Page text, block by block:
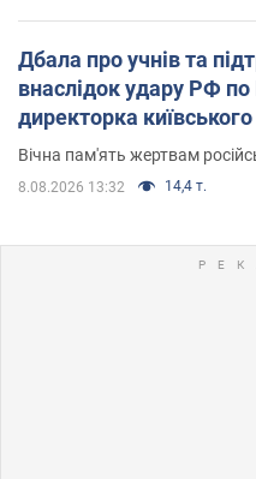
Дбала про учнів та
внаслідок удару РФ по
директорка київського
Вічна пам'ять жертвам
8.08.2026 13:32 14,4 т.